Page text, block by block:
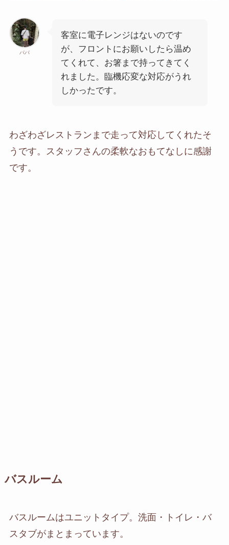
パパ
客室に電子レンジはないのです
が、フロントにお願いしたら温め
てくれて、お箸まで持ってきてく
れました。臨機応変な対応がうれ
しかったです。
わざわざレストランまで走って対応してくれたそ
うです。スタッフさんの柔軟なおもてなしに感謝
です。
バスルーム
バスルームはユニットタイプ。洗面・トイレ・バ
スタブがまとまっています。